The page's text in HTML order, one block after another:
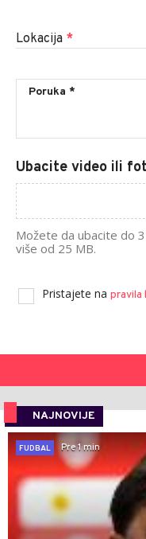
Lokacija *
Ubacite video ili
Možete da ubacite do
više od 25 MB.
Pristajete na pravila
NAJNOVIJE
FUDBAL
Pre 1 min